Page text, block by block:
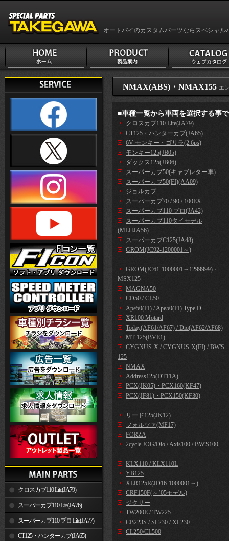
オートバイのカスタムパーツならスペシャル
クロスカブ110 Lite(JA79)
スーパーカブ110 Lite(JA76)
スーパーカブ110 プロ Lite(JA77)
CT125・ハンターカブ(JA65)
NMAX(ABS)・NMAX155 エ
■車種一覧から車両を選択する事
クロスカブ110 Lite(JA79)
CT125・ハンターカブ(JA65)
6V モンキー・ゴリラ(2.6ps)
モンキー125(JB05)
ダックス125(JB06)
スーパーカブ50(キャブレター車)
スーパーカブ50(FI)(AA09)
ジョルカブ
スーパーカブ70 / 90 / 100EX
スーパーカブ110 プロ(JA42)
スーパーカブ110タイモデル
(MLHJA56)
スーパーカブC125(JA48)
GROM(JC92-1200001～)
GROM(JC61-1000001～1299999)・
MSX125
MAGNA50
CD50 / CL50
Ape50(FI) / Ape50(FI) Type D
XR100 Motard
Today(AF61/AF67) / Dio(AF62/AF68)
MT-125(BVE1)
CYGNUS-X / CYGNUS-X(FI) / BW'S
125
NMAX
Address125(DT11A)
PCX(JK05)・PCX160(KF47)
PCX(JF81)・PCX150(KF30)
リード125(JK12)
フォルツァ(MF17)
FORZA
2cycle JOG/Dio / Axis100 / BW'S100
KLX110 / KLX110L
YB125
XLR125R(JD16-1000001～)
CRF150F(～’05モデル)
ジクサー
TW200E / TW225
CB223S / SL230 / XL230
CL250/CL500